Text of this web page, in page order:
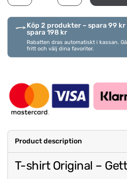
Köp 2 produkter – spara 99 kr
spara 198 kr
Rabatten dras automatiskt i kassan.
fritt och välj dina favoriter.
Product description
T-shirt Original –